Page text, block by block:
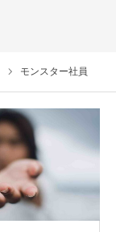
モンスター社員